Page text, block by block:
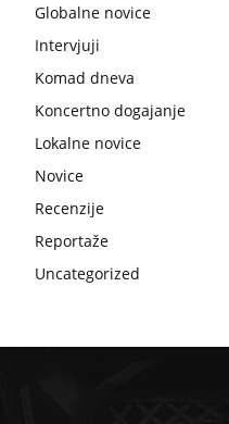
Globalne novice
Intervjuji
Komad dneva
Koncertno dogajanje
Lokalne novice
Novice
Recenzije
Reportaže
Uncategorized